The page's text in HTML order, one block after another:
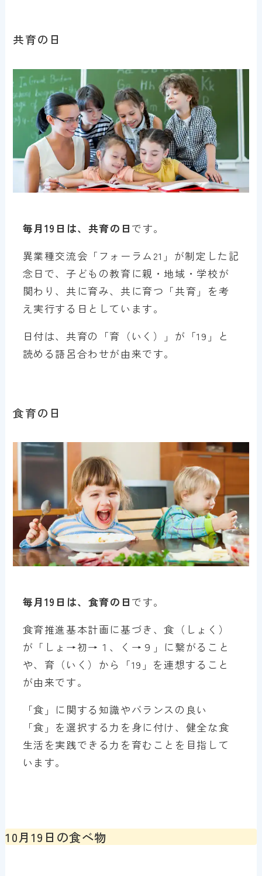
共育の日
毎月19日は、共育の日 です。
異業種交流会「フォーラム21」が制定した記
念日で、子どもの教育に親・地域・学校が
関わり、共に育み、共に育つ「共育」を考
え実行する日としています。
日付は、共育の「育（いく）」が「19」と
読める語呂合わせが由来です。
食育の日
毎月19日は、食育の日 です。
食育推進基本計画に基づき、食（しょく）
が「しょ→初→１、く→９」に繋がること
や、育（いく）から「19」を連想すること
が由来です。
「食」に関する知識やバランスの良い
「食」を選択する力を身に付け、健全な食
生活を実践できる力を育むことを目指して
います。
10月19日の食べ物